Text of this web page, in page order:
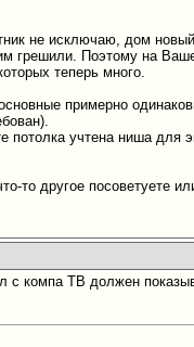
не исключаю, дом
грешили. Поэтому на
теперь много.
примерно
учтена ниша для
другое посоветуете
компа ТВ должен